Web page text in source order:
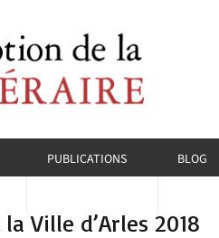
PUBLICATIONS BLOG
Ville d’Arles 2018